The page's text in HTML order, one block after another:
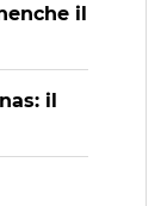
il
il